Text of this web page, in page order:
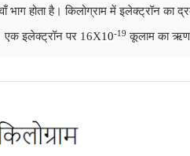
होता है। किलोग्राम में इलेक्ट्रॉन का
इलेक्ट्रॉन पर 16X10-19 कूलाम का ऋण